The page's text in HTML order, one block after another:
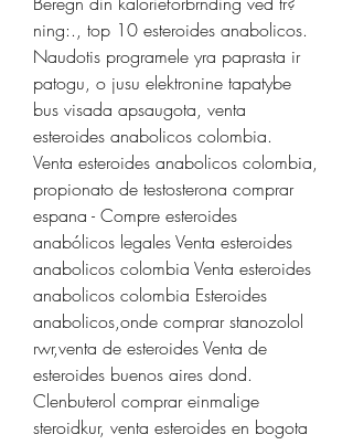
ning:., top 10 esteroides anabolicos.
Naudotis programele yra paprasta ir
patogu, o jusu elektronine tapatybe
bus visada apsaugota, venta
esteroides anabolicos colombia.
Venta esteroides anabolicos colombia,
propionato de testosterona comprar
espana - Compre esteroides
anabólicos legales Venta esteroides
anabolicos colombia Venta esteroides
anabolicos colombia Esteroides
anabolicos,onde comprar stanozolol
rwr,venta de esteroides Venta de
esteroides buenos aires dond.
Clenbuterol comprar einmalige
steroidkur, venta esteroides en bogota